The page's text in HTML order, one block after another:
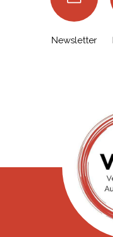
Newsletter